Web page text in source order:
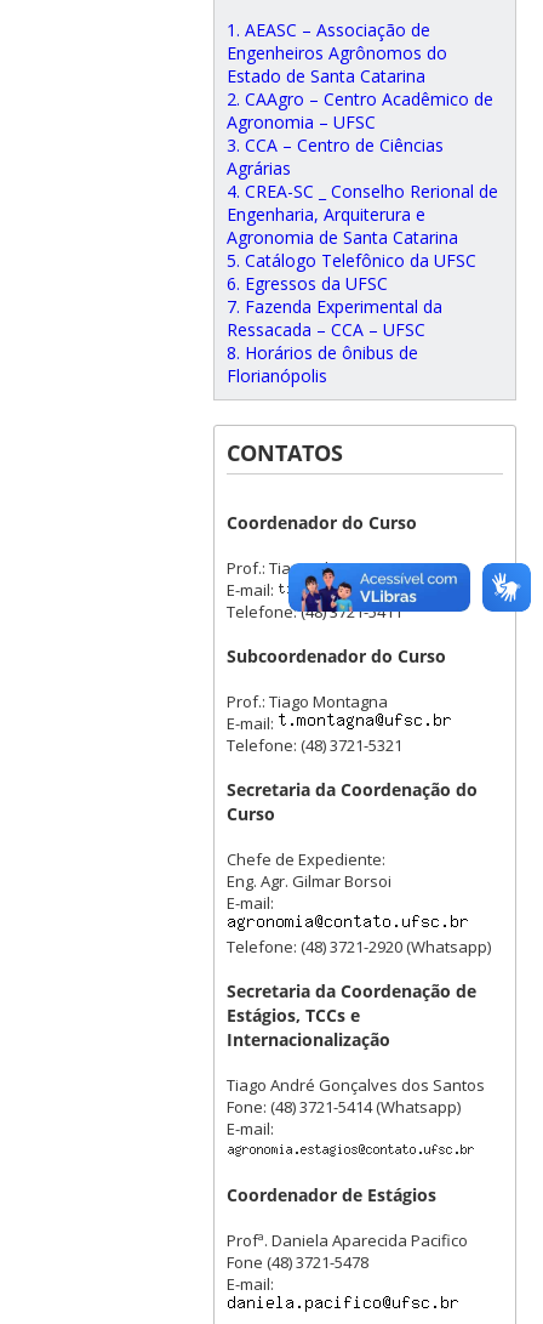
1. AEASC – Associação de
Engenheiros Agrônomos do
Estado de Santa Catarina
2. CAAgro – Centro Acadêmico de
Agronomia – UFSC
3. CCA – Centro de Ciências
Agrárias
4. CREA-SC _ Conselho Rerional de
Engenharia, Arquiterura e
Agronomia de Santa Catarina
5. Catálogo Telefônico da UFSC
6. Egressos da UFSC
7. Fazenda Experimental da
Ressacada – CCA – UFSC
8. Horários de ônibus de
Florianópolis
CONTATOS
Coordenador do Curso
Prof.: Tiago Olivoto
E-mail:
Telefone: (48) 3721-5411
Subcoordenador do Curso
Prof.: Tiago Montagna
E-mail:
Telefone: (48) 3721-5321
Secretaria da Coordenação do
Curso
Chefe de Expediente:
Eng. Agr. Gilmar Borsoi
E-mail:
Telefone: (48) 3721-2920 (Whatsapp)
Secretaria da Coordenação de
Estágios, TCCs e
Internacionalização
Tiago André Gonçalves dos Santos
Fone: (48) 3721-5414 (Whatsapp)
E-mail:
Coordenador de Estágios
Profª. Daniela Aparecida Pacifico
Fone (48) 3721-5478
E-mail: